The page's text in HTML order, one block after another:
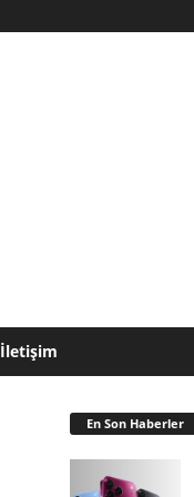
İletişim
En Son Haberler